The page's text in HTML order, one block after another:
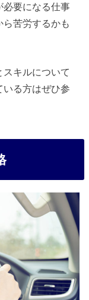
必要になる仕事
苦労するかも
キルについて
いる方はぜひ参